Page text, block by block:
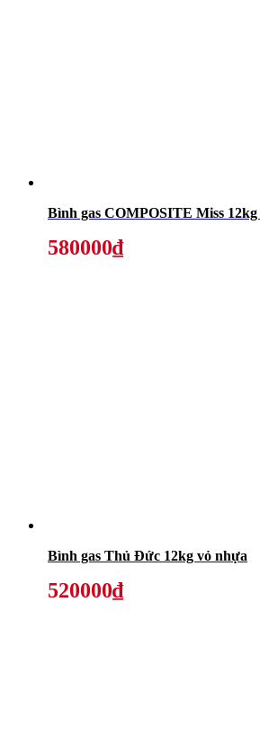
Bình gas
580000₫
Bình gas Thủ Đức 12kg vỏ nhựa
520000₫